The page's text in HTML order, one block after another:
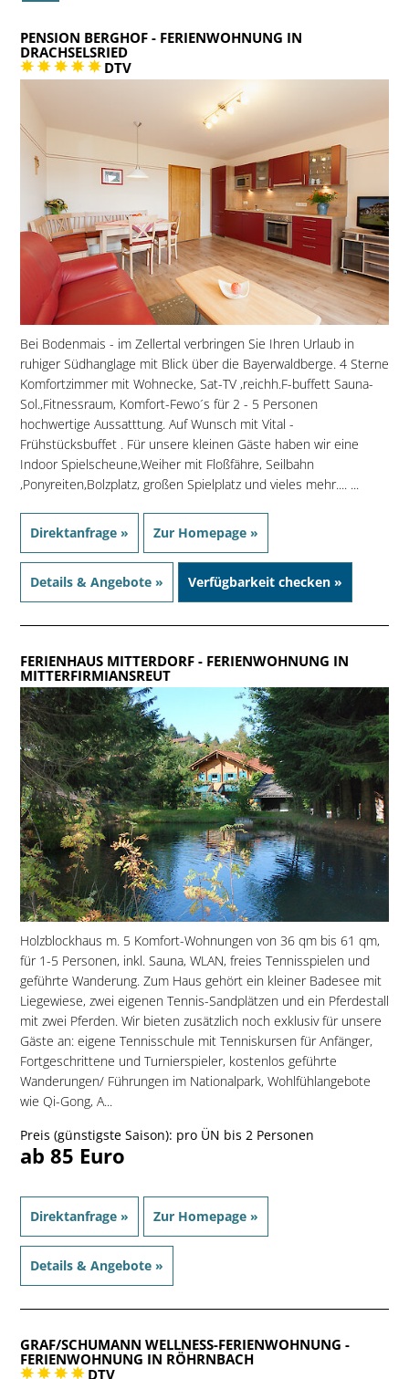
PENSION BERGHOF- FERIENWOHNUNG IN
DRACHSELSRIED
DTV
Bei Bodenmais - im Zellertal verbringen Sie Ihren Urlaub in
ruhiger Südhanglage mit Blick über die Bayerwaldberge. 4 Sterne
Komfortzimmer mit Wohnecke, Sat-TV ,reichh.F-buffett Sauna-
Sol.,Fitnessraum, Komfort-Fewo´s für 2 - 5 Personen
hochwertige Aussatttung. Auf Wunsch mit Vital -
Frühstücksbuffet . Für unsere kleinen Gäste haben wir eine
Indoor Spielscheune,Weiher mit Floßfähre, Seilbahn
,Ponyreiten,Bolzplatz, großen Spielplatz und vieles mehr.... ...
Direktanfrage » Zur Homepage »
Details & Angebote » Verfügbarkeit checken »
FERIENHAUS MITTERDORF- FERIENWOHNUNG IN
MITTERFIRMIANSREUT
Holzblockhaus m. 5 Komfort-Wohnungen von 36 qm bis 61 qm,
für 1-5 Personen, inkl. Sauna, WLAN, freies Tennisspielen und
geführte Wanderung. Zum Haus gehört ein kleiner Badesee mit
Liegewiese, zwei eigenen Tennis-Sandplätzen und ein Pferdestall
mit zwei Pferden. Wir bieten zusätzlich noch exklusiv für unsere
Gäste an: eigene Tennisschule mit Tenniskursen für Anfänger,
Fortgeschrittene und Turnierspieler, kostenlos geführte
Wanderungen/ Führungen im Nationalpark, Wohlfühlangebote
wie Qi-Gong, A...
Preis (günstigste Saison): pro ÜN bis 2 Personen
ab 85 Euro
Direktanfrage » Zur Homepage »
Details & Angebote »
GRAF/SCHUMANN WELLNESS-FERIENWOHNUNG -
FERIENWOHNUNG IN RÖHRNBACH
DTV